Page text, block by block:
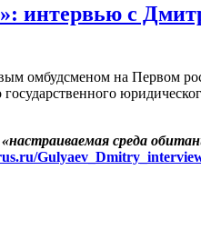
интервью с
омбудсменом на Первом
среда